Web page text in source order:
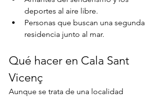
deportes al aire libre.
Personas que buscan una segunda
residencia junto al mar.
Qué hacer en Cala Sant
Vicenç
Aunque se trata de una localidad